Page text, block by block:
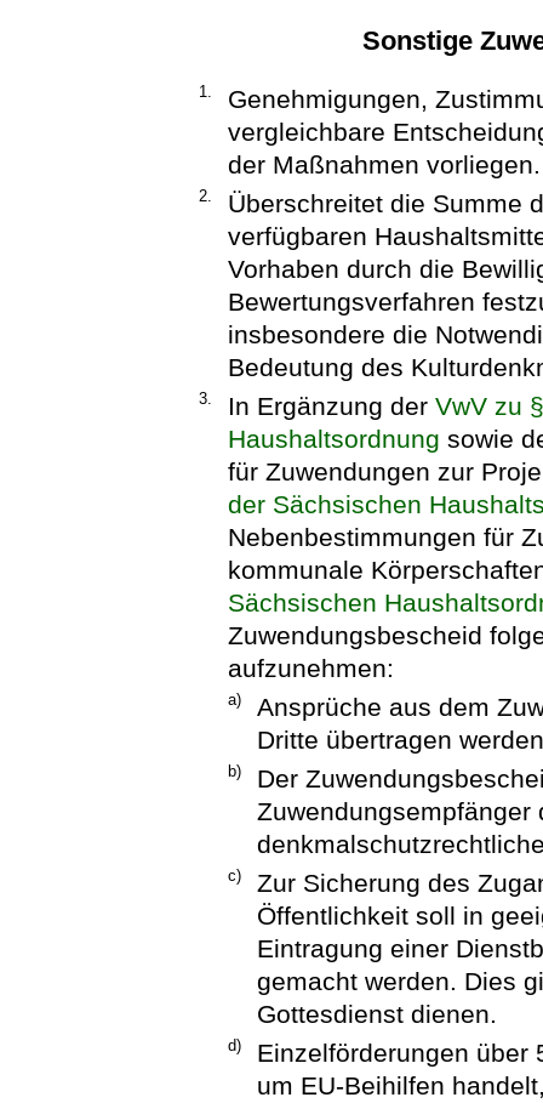
Sonstige
1.
Genehmigungen,
vergleichbare
der Maßnahmen vorliegen.
2.
Überschreitet die Summe
verfügbaren
Vorhaben durch die
Bewertungsverfahren
insbesondere die
Bedeutung des
3. In Ergänzung der VwV zu
Haushaltsordnung sowie
für Zuwendungen zur
der Sächsischen
Nebenbestimmungen für
kommunale
Sächsischen
Zuwendungsbescheid
aufzunehmen:
a)
Ansprüche aus dem
Dritte übertragen
b)
Der
Zuwendungsempfänger
c)
Zur Sicherung des
Öffentlichkeit soll in
Eintragung einer
gemacht werden. Dies
Gottesdienst dienen.
d)
Einzelförderungen über
um EU-Beihilfen